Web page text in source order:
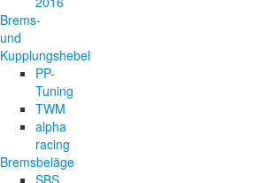
Brems-
und
Kupplungshebel
PP-
Tuning
TWM
alpha
racing
Bremsbeläge
SBS